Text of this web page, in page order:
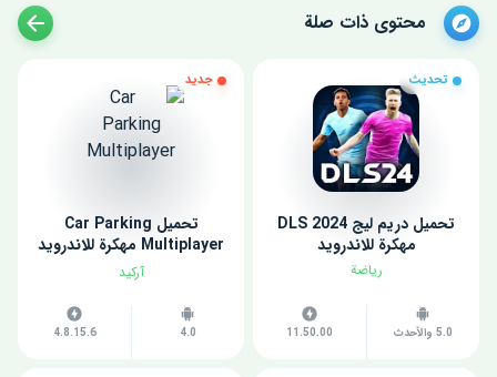
محتوى ذات صلة
تحديث
تحميل دريم ليج 2024 DLS
مهكرة للاندرويد
رياضة
5.0 والأحدث 11.50.00
جديد
تحميل Car Parking
Multiplayer مهكرة للاندرويد
اخر اصدار
آركيد
4.0
4.8.15.6